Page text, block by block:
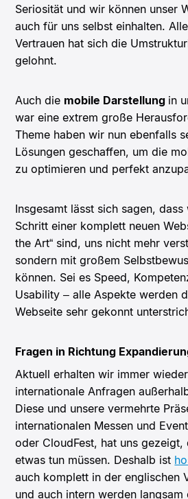
Seriosität und wir können unser
auch für uns selbst einhalten.
Vertrauen hat sich die
gelohnt.
Auch die mobile Darstellung in
war eine extrem große
Theme haben wir nun ebenfalls
Lösungen geschaffen, um die
zu optimieren und perfekt
Insgesamt lässt sich sagen,
Schritt einer komplett neuen
the Art“ sind, uns nicht mehr
sondern mit großem
können. Sei es Speed,
Usability – alle Aspekte werden
Webseite sehr gekonnt
Fragen in Richtung
Aktuell erhalten wir immer
internationale Anfragen
Diese und unsere vermehrte
internationalen Messen und
oder CloudFest, hat uns
etwas tun müssen. Deshalb ist
auch komplett in der englischen
und auch intern werden langsam